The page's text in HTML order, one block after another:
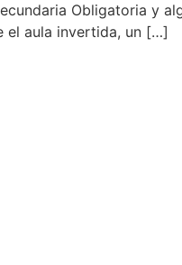
Obligatoria y
el aula invertida, un […]